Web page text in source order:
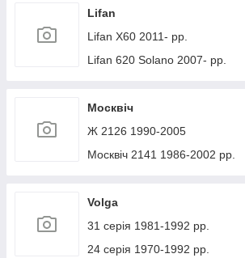
Jaguar XJ 2010-хв.
Lifan
Lifan X60 2011- рр.
Lifan 620 Solano 2007- рр.
Москвіч
Ж 2126 1990-2005
Москвіч 2141 1986-2002 рр.
Volga
31 серія 1981-1992 рр.
24 серія 1970-1992 рр.